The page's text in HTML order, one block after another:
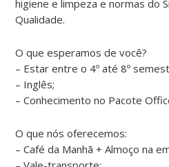
higiene e limpeza e normas do
Qualidade.
O que esperamos de você?
– Estar entre o 4º até 8º
– Inglês;
– Conhecimento no Pacote
O que nós oferecemos:
– Café da Manhã + Almoço na